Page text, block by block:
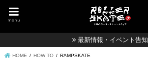
menu
最新情報・イベント告知
HOME HOW TO RAMPSKATE